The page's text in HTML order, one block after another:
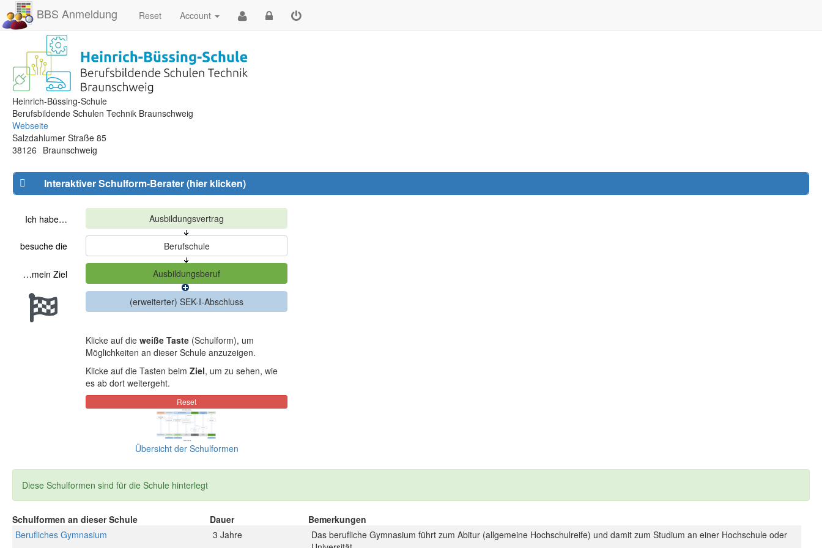
BBS Anmeldung Reset Account
Heinrich-Büssing-Schule
Berufsbildende Schulen Technik Braunschweig
Webseite
Salzdahlumer Straße 85
38126 Braunschweig
Interaktiver Schulform-Berater (hier klicken)
Ich habe…
besuche die
…mein Ziel
Klicke auf die weiße Taste (Schulform), um
Möglichkeiten an dieser Schule anzuzeigen.
Klicke auf die Tasten beim Ziel, um zu sehen, wie
es ab dort weitergeht.
Übersicht der Schulformen
Diese Schulformen sind für die Schule hinterlegt
Schulformen an dieser Schule Dauer
Bemerkungen
Berufliches Gymnasium
3 Jahre
Das berufliche Gymnasium führt zum Abitur (allgemeine Hochschulreife) und damit zum Studium an einer Hochschule oder